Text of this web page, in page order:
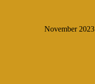
November 2023